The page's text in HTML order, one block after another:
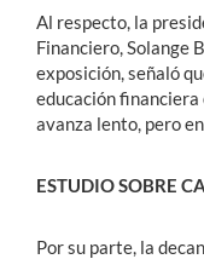
Al respecto, la
Financiero, Solange
exposición, señaló
educación financiera
avanza lento, pero
ESTUDIO SOBRE
Por su parte, la